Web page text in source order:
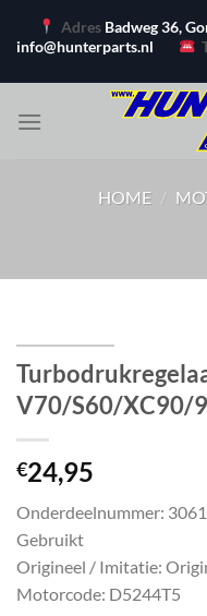
naar
Adres Badweg 36,
info@hunterparts.nl
HOME /
V70/S60/XC90/
€24,95
Onderdeelnummer:
Gebruikt
Origineel / Imitatie:
Motorcode: D5244T5